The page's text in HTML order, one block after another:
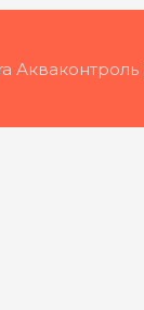
Акваконтроль